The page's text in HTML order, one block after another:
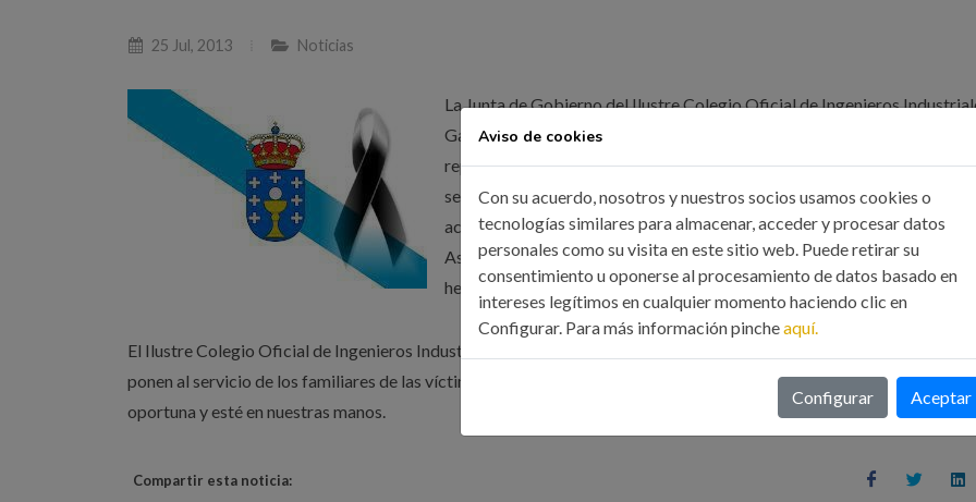
25 Jul, 2013 Noticias
La Junta de Gobierno del Ilustre Colegio Oficial de Ingenieros
Galicia y de la Asociación de Ingenieros Industriales de Galicia, en
representación de todos sus colegiados y asociados, quieren mostrar su
sentido pésame y solidaridad con los familiares y amigos de las víctimas
accidente ferroviario ocurrido ayer miércoles en Santiago de
Asimismo, desean trasladar sus deseos de una pronta recuperación a
heridos en este trágico accidente.
El Ilustre Colegio Oficial de Ingenieros Industriales de Galicia y la Asociación de Ingenieros Industriales de Galicia se
ponen al servicio de los familiares de las víctimas y de las autoridades para colaborar en cualquier acción que crean
oportuna y esté en nuestras manos.
Compartir esta noticia:
Aviso de cookies
Con su acuerdo, nosotros y nuestros socios usamos cookies o
tecnologías similares para almacenar, acceder y procesar datos
personales como su visita en este sitio web. Puede retirar su
consentimiento u oponerse al procesamiento de datos basado en
intereses legítimos en cualquier momento haciendo clic en
Configurar. Para más información pincheaquí.
Configurar Aceptar